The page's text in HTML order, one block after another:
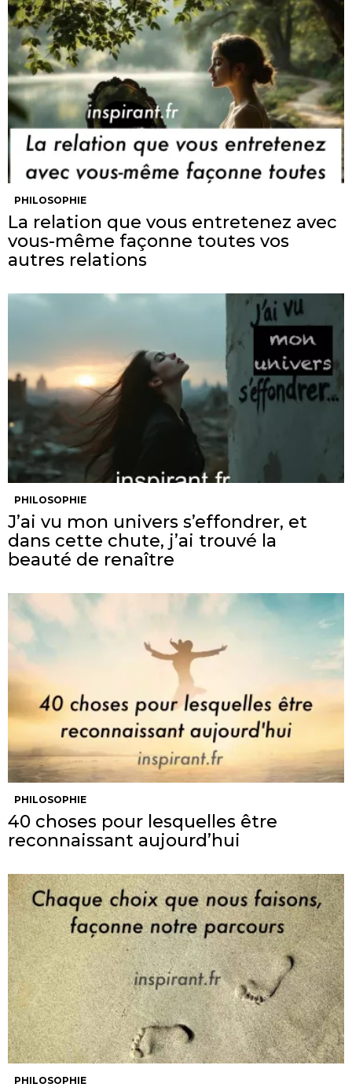
PHILOSOPHIE
La relation que vous entretenez avec
vous-même façonne toutes vos
autres relations
PHILOSOPHIE
J’ai vu mon univers s’effondrer, et
dans cette chute, j’ai trouvé la
beauté de renaître
PHILOSOPHIE
40 choses pour lesquelles être
reconnaissant aujourd’hui
PHILOSOPHIE